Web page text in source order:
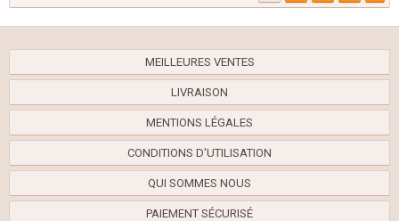
MEILLEURES VENTES
LIVRAISON
MENTIONS LÉGALES
CONDITIONS D'UTILISATION
QUI SOMMES NOUS
PAIEMENT SÉCURISÉ